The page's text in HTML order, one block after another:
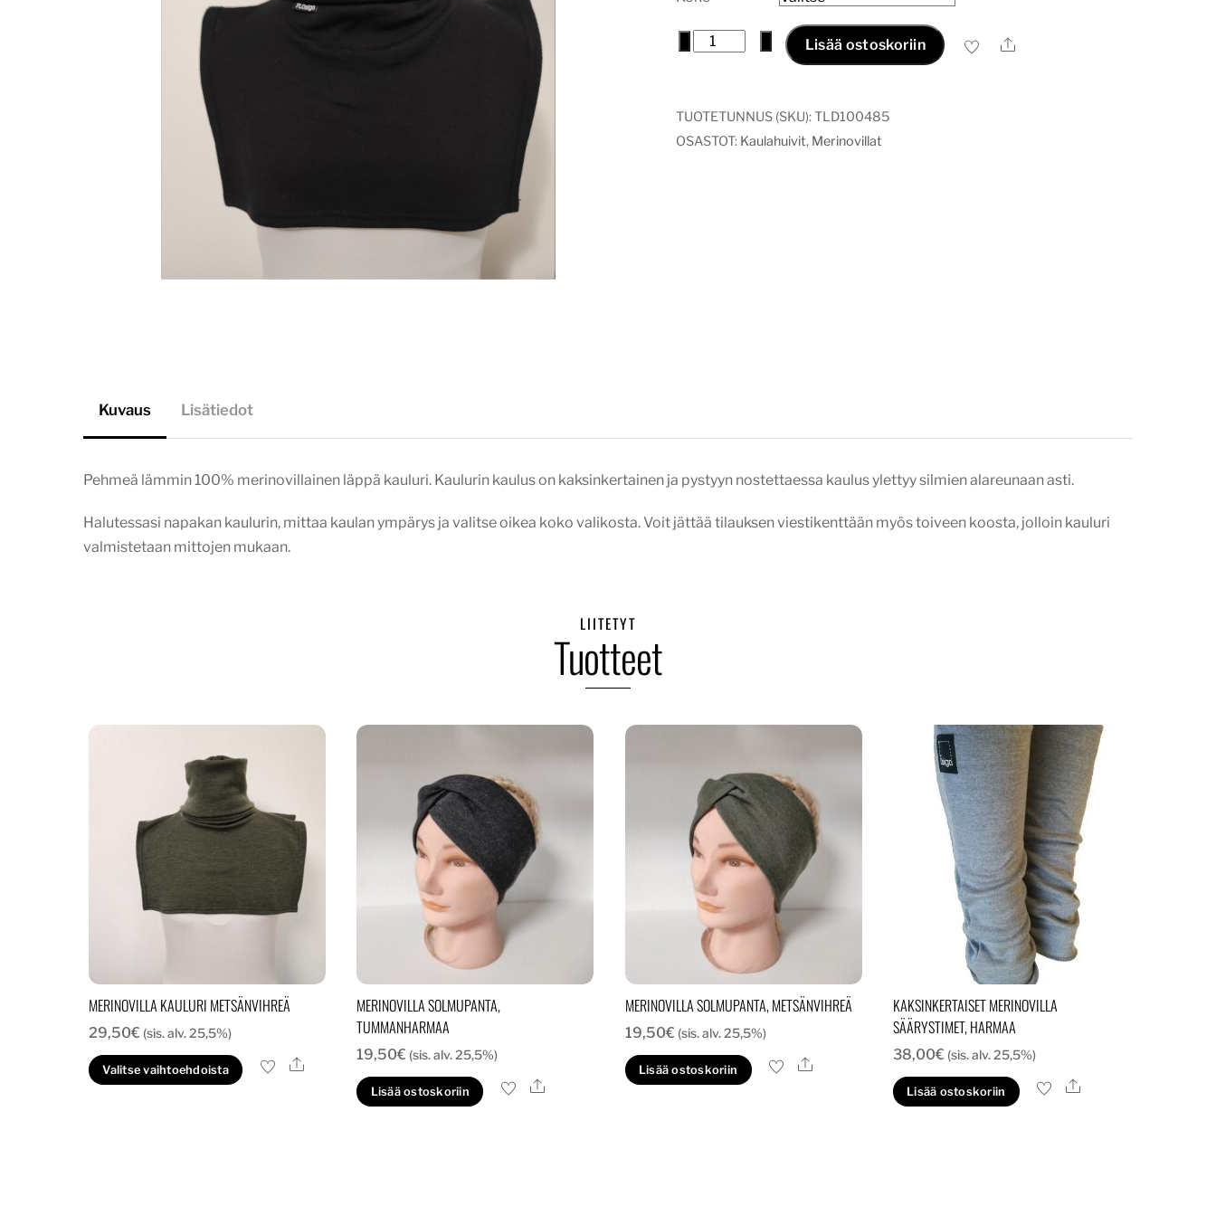
Merinovilla
Lisää ostoskoriin Ale
TUOTETUNNUS (SKU):TLD100485
OSASTOT: Kaulahuivit, Merinovillat
Kuvaus Lisätiedot
Pehmeä lämmin 100% merinovillainen läppä kauluri. Kaulurin kaulus on kaksinkertainen ja pystyyn nostettaessa kaulus ylettyy silmien alareunaan asti.
Halutessasi napakan kaulurin, mittaa kaulan ympärys ja valitse oikea koko valikosta. Voit jättää tilauksen viestikenttään myös toiveen koosta, jolloin kauluri
valmistetaan mittojen mukaan.
LIITETYT
Tuotteet
MERINOVILLA KAULURI METSÄNVIHREÄ
29,50€ (sis. alv. 25,5%)
Valitse vaihtoehdoista
Tällä
Ale
MERINOVILLA SOLMUPANTA,
TUMMANHARMAA
19,50€ (sis. alv. 25,5%)
Lisää ostoskoriin Ale
MERINOVILLA SOLMUPANTA, METSÄNVIHREÄ
19,50€ (sis. alv. 25,5%)
Lisää ostoskoriin Ale
KAKSINKERTAISET MERINOVILLA
SÄÄRYSTIMET, HARMAA
38,00€ (sis. alv. 25,5%)
Lisää ostoskoriin Ale